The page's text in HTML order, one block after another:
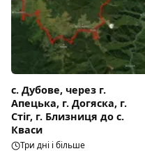
с. Дубове, через г.
Апецька, г. Догяска, г.
Стіг, г. Близниця до с.
Кваси
Три дні і більше